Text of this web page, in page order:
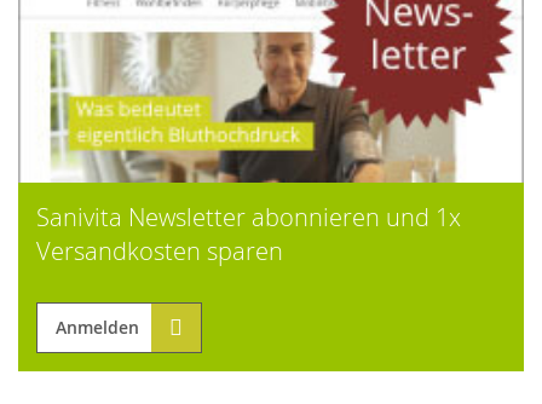
Sanivita Newsletter abonnieren und 1x
Versandkosten sparen
Anmelden